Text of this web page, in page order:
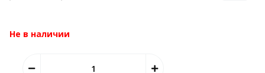
Не в наличии